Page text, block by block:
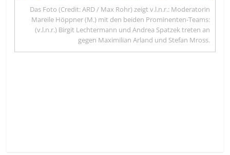
Das Foto (Credit: ARD / Max Rohr) zeigt v.l.n.r.: Moderatorin
Mareile Höppner (M.) mit den beiden Prominenten-Teams:
(v.l.n.r.) Birgit Lechtermann und Andrea Spatzek treten an
gegen Maximilian Arland und Stefan Mross.